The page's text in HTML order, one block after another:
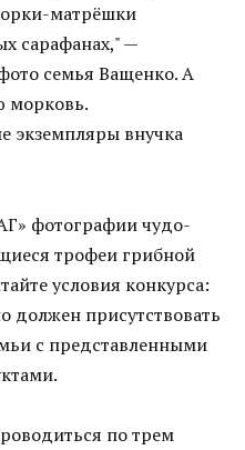
матрёшки
сарафанах," —
семья Ващенко. А
морковь.
экземпляры внучка
фотографии чудо-
трофеи грибной
условия конкурса:
должен присутствовать
с представленными
по трем